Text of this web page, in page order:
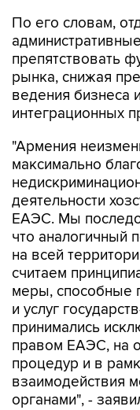
По его словам,
препятствовать
рынка, снижая
ведения бизнеса
интеграционных
"Армения
максимально
деятельности
ЕАЭС. Мы
что аналогичный
на всей
считаем
меры, способные
и услуг
принимались
правом ЕАЭС, на
процедур и в
взаимодействия
органами", -